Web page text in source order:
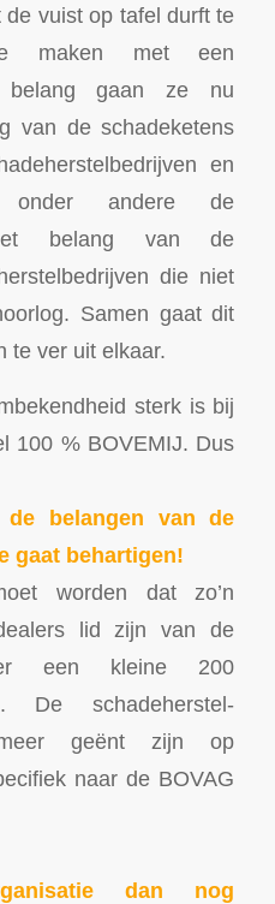
de vuist op tafel durft te
maken met een
belang gaan ze nu
van de schadeketens
en
onder andere de
belang van de
die niet
Samen gaat dit
te ver uit elkaar.
sterk is bij
100 % BOVEMIJ. Dus
de belangen van de
gaat behartigen!
worden dat zo’n
lid zijn van de
een kleine 200
De schadeherstel-
geënt zijn op
naar de BOVAG
dan nog